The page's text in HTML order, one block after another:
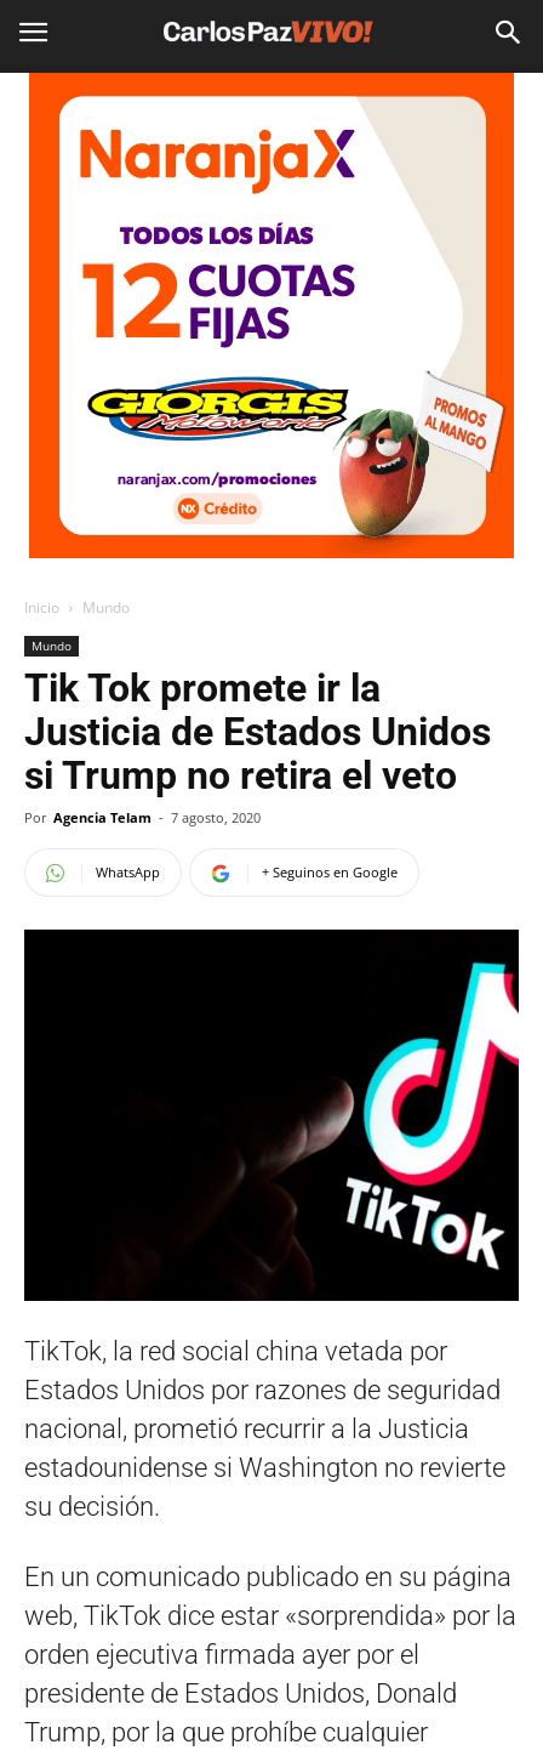
Inicio Mundo
Mundo
Tik Tok promete ir la
Justicia de Estados Unidos
si Trump no retira el veto
Por Agencia Telam - 7 agosto, 2020
WhatsApp + Seguinos en Google
TikTok, la red social china vetada por
Estados Unidos por razones de seguridad
nacional, prometió recurrir a la Justicia
estadounidense si Washington no revierte
su decisión.
En un comunicado publicado en su página
web, TikTok dice estar «sorprendida» por la
orden ejecutiva firmada ayer por el
presidente de Estados Unidos, Donald
Trump, por la que prohíbe cualquier